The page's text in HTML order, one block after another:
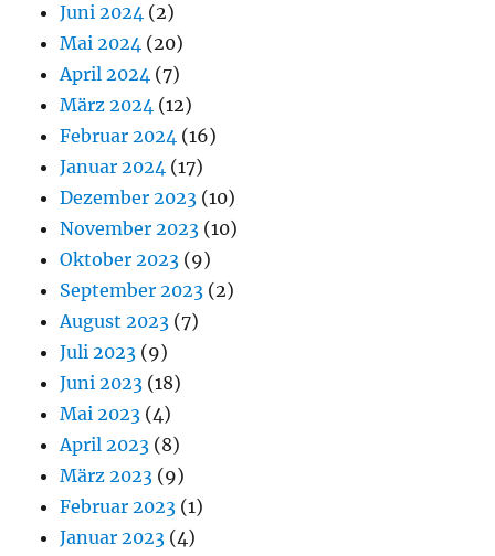
Juni 2024 (2)
Mai 2024 (20)
April 2024 (7)
März 2024 (12)
Februar 2024 (16)
Januar 2024 (17)
Dezember 2023 (10)
November 2023 (10)
Oktober 2023 (9)
September 2023 (2)
August 2023 (7)
Juli 2023 (9)
Juni 2023 (18)
Mai 2023 (4)
April 2023 (8)
März 2023 (9)
Februar 2023 (1)
Januar 2023 (4)